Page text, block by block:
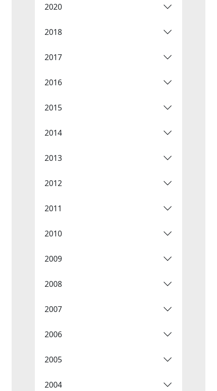
2020
2018
2017
2016
2015
2014
2013
2012
2011
2010
2009
2008
2007
2006
2005
2004